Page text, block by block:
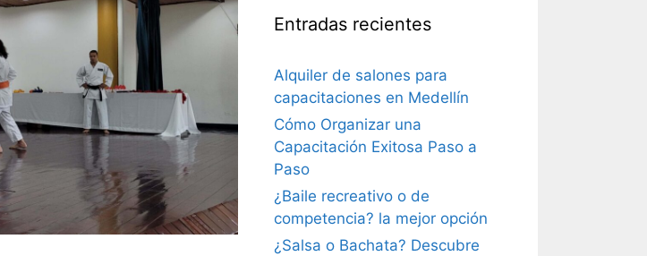
Entradas recientes
Alquiler de salones para
capacitaciones en Medellín
Cómo Organizar una
Capacitación Exitosa Paso a
Paso
¿Baile recreativo o de
competencia? la mejor opción
¿Salsa o Bachata? Descubre